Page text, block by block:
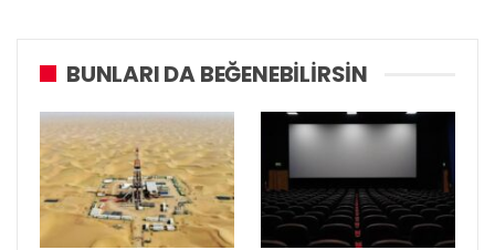
BUNLARI DA BEĞENEBILIRSIN